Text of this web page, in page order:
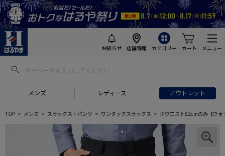
お知らせ 店舗情報 カテゴリー カート メニュー
メンズ レディース アウトレット
TOP メンズ スラックス・パンツ ワンタックスラックス ※ウエスト82cmのみ【ウォ